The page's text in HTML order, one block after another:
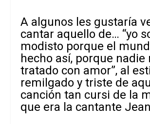
A algunos les gustaría
cantar aquello de… “yo
modisto porque el
hecho así, porque nadie
tratado con amor”, al
remilgado y triste de
canción tan cursi de la
que era la cantante